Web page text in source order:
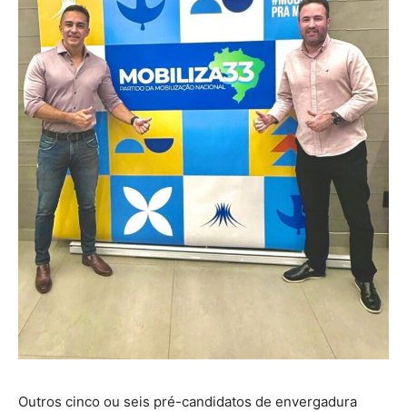
Outros cinco ou seis pré-candidatos de envergadura